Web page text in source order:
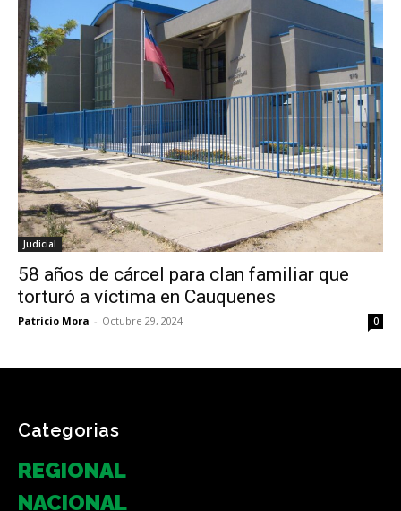
Judicial
58 años de cárcel para clan familiar que
torturó a víctima en Cauquenes
Patricio Mora - Octubre 29, 2024 0
Categorias
REGIONAL
NACIONAL